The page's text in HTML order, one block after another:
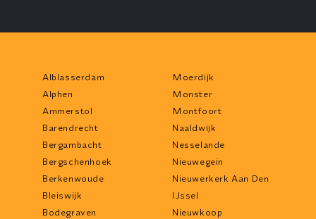
Alblasserdam
Alphen
Ammerstol
Barendrecht
Bergambacht
Bergschenhoek
Berkenwoude
Bleiswijk
Bodegraven
Moerdijk
Monster
Montfoort
Naaldwijk
Nesselande
Nieuwegein
Nieuwerkerk Aan Den
IJssel
Nieuwkoop